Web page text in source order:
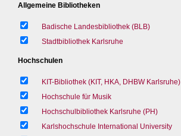
Allgemeine Bibliotheken
Badische Landesbibliothek (BLB)
Stadtbibliothek Karlsruhe
Hochschulen
KIT-Bibliothek (KIT, HKA, DHBW Karlsruhe)
Hochschule für Musik
Hochschulbibliothek Karlsruhe (PH)
Karlshochschule International University